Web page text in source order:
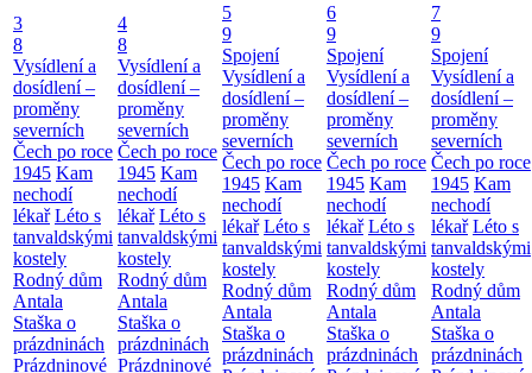
3
8
Vysídlení a
dosídlení –
proměny
severních
Čech po roce
1945 Kam
nechodí
lékař Léto s
tanvaldskými
kostely
Rodný dům
Antala
Staška o
prázdninách
Prázdninové
4
8
Vysídlení a
dosídlení –
proměny
severních
Čech po roce
1945 Kam
nechodí
lékař Léto s
tanvaldskými
kostely
Rodný dům
Antala
Staška o
prázdninách
Prázdninové
5
9
Spojení
Vysídlení a
dosídlení –
proměny
severních
Čech po roce
1945 Kam
nechodí
lékař Léto s
tanvaldskými
kostely
Rodný dům
Antala
Staška o
prázdninách
6
9
Spojení
Vysídlení a
dosídlení –
proměny
severních
Čech po roce
1945 Kam
nechodí
lékař Léto s
tanvaldskými
kostely
Rodný dům
Antala
Staška o
prázdninách
7
9
Spojení
Vysídlení a
dosídlení –
proměny
severních
Čech po roce
1945 Kam
nechodí
lékař Léto s
tanvaldskými
kostely
Rodný dům
Antala
Staška o
prázdninách